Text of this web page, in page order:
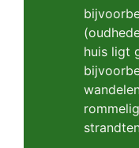
huis ligt